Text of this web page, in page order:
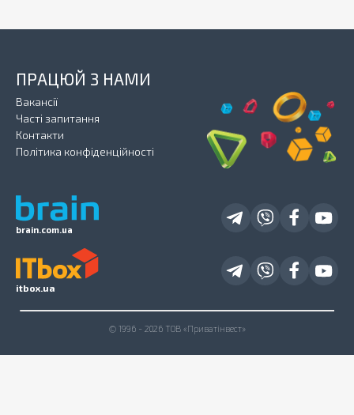
brain.com.ua
ПРАЦЮЙ З НАМИ
Вакансії
Часті запитання
Контакти
Політика конфіденційності
itbox.ua
© 1996 - 2026 ТОВ «Приватінвест»